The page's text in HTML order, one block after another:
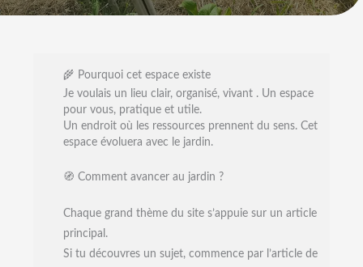
🌾 Pourquoi cet espace existe
Je voulais un lieu clair, organisé, vivant . Un espace
pour vous, pratique et utile.
Un endroit où les ressources prennent du sens. Cet
espace évoluera avec le jardin.
🧭 Comment avancer au jardin ?
Chaque grand thème du site s’appuie sur un article
principal.
Si tu découvres un sujet, commence par l’article de